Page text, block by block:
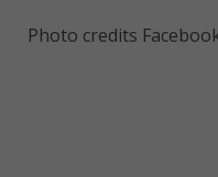
Photo credits